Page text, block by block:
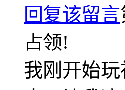
回复该留言
占领!
我刚开始